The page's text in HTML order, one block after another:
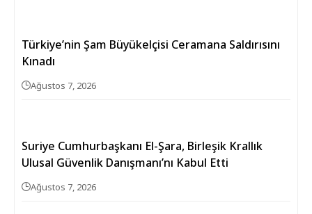
Türkiye’nin Şam Büyükelçisi Ceramana Saldırısını
Kınadı
Ağustos 7, 2026
Suriye Cumhurbaşkanı El-Şara, Birleşik Krallık
Ulusal Güvenlik Danışmanı’nı Kabul Etti
Ağustos 7, 2026